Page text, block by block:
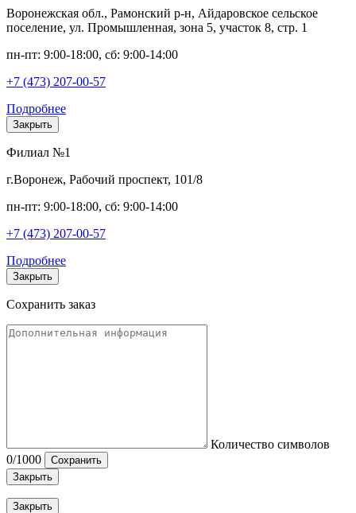
Воронежская обл., Рамонский р-н, Айдаровское сельское
поселение, ул. Промышленная, зона 5, участок 8, стр. 1
пн-пт: 9:00-18:00, сб: 9:00-14:00
+7 (473) 207-00-57
Подробнее
Закрыть
Филиал №1
г.Воронеж, Рабочий проспект, 101/8
пн-пт: 9:00-18:00, сб: 9:00-14:00
+7 (473) 207-00-57
Подробнее
Закрыть
Сохранить заказ
Количество символов
0/1000
Сохранить
Закрыть
Закрыть